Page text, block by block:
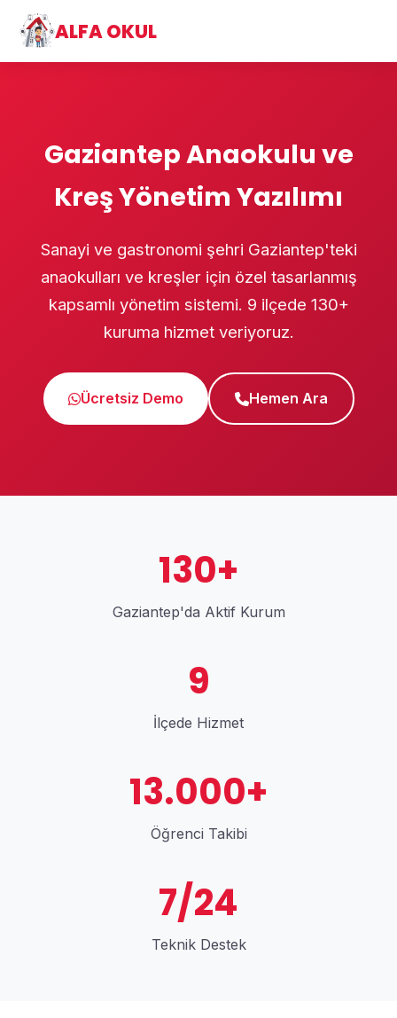
ALFA OKUL
Gaziantep Anaokulu ve
Kreş Yönetim Yazılımı
Sanayi ve gastronomi şehri Gaziantep'teki
anaokulları ve kreşler için özel tasarlanmış
kapsamlı yönetim sistemi. 9 ilçede 130+
kuruma hizmet veriyoruz.
Ücretsiz Demo Hemen Ara
130+
Gaziantep'da Aktif Kurum
9
İlçede Hizmet
13.000+
Öğrenci Takibi
7/24
Teknik Destek